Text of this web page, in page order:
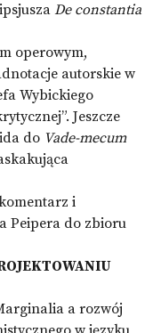
De constantia
operowym,
autorskie w
Wybickiego
Jeszcze
do Vade-mecum
i
Peipera do zbioru
a rozwój